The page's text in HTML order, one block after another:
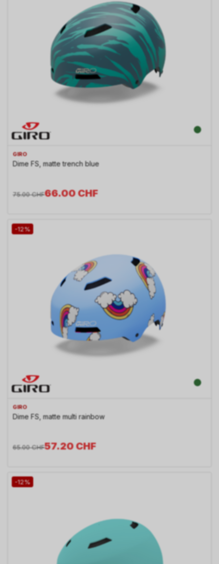
GIRO
Dime FS, matte trench blue
66.00CHF
75.00 CHF
-12%
GIRO
Dime FS, matte multi rainbow
57.20CHF
65.00 CHF
-12%